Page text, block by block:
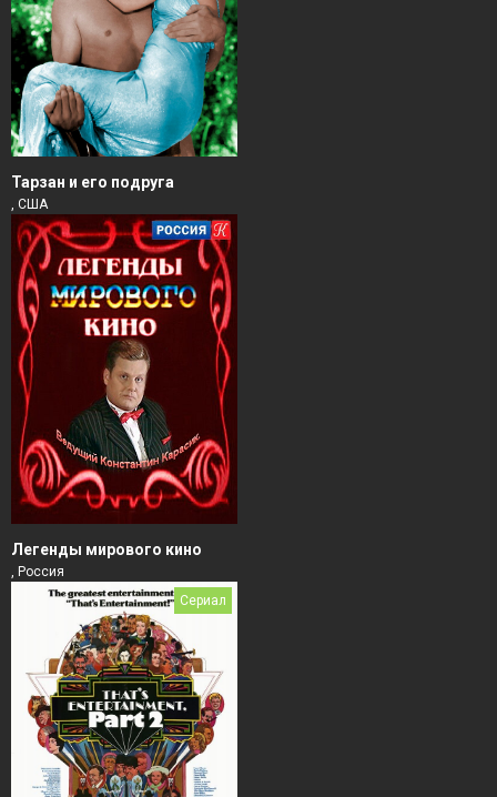
Тарзан и его подруга
, США
Легенды мирового кино
, Россия
Сериал